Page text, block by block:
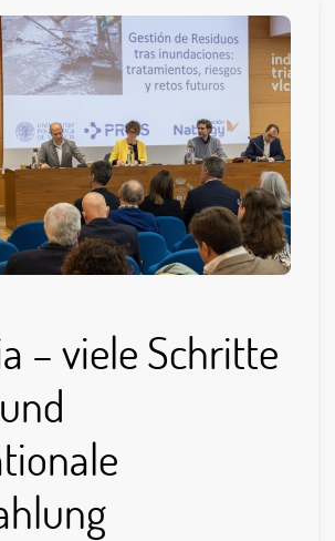
– viele Schritte